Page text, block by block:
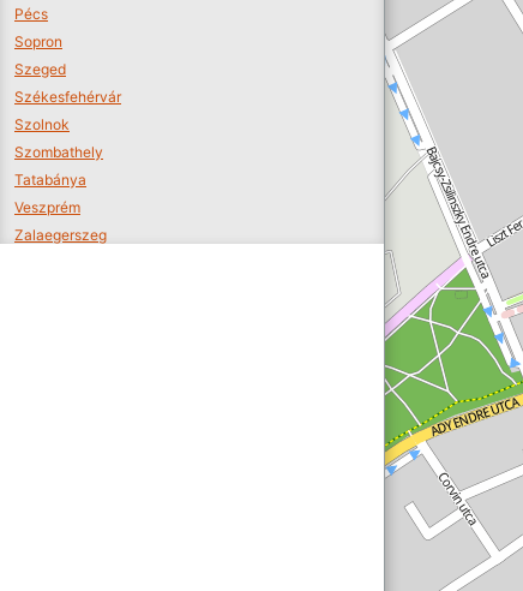
Pécs
Sopron
Szeged
Székesfehérvár
Szolnok
Szombathely
Tatabánya
Veszprém
Zalaegerszeg